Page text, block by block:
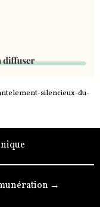
silencieux-du-
→